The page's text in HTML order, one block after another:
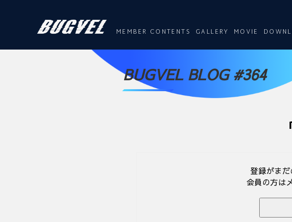
MEMBER CONTENTS GALLERY MOVIE
BUGVEL BLOG #364
登録がまだ
会員の方は